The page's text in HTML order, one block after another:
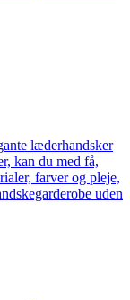
læderhandsker
kan du med få,
farver og pleje,
uden